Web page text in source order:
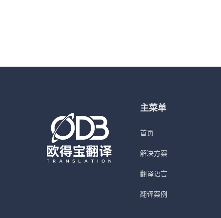
主菜单
首页
解决方案
翻译语言
翻译案例